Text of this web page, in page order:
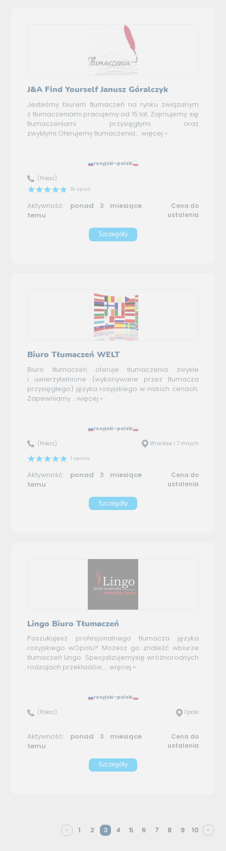
J&A Find Yourself Janusz Góralczyk
Jesteśmy biurem tłumaczeń na rynku związanym
z tłumaczeniami pracujemy od 15 lat. Zajmujemy się
tłumaczeniami przysięgłymi oraz
zwykłymi.Oferujemy tłumaczenia... więcej »
rosyjski–polski
(Pokaż)
16 opinii
Aktywność: ponad 3 miesiące
temu
Cena do
ustalenia
Szczegóły
Biuro Tłumaczeń WELT
Biuro tłumaczeń oferuje tłumaczenia zwykłe
i uwierzytelnione (wykonywane przez tłumacza
przysięgłego) języka rosyjskiego w niskich cenach.
Zapewniamy... więcej »
rosyjski–polski
(Pokaż) Wrocław i 7 innych
1 opinia
Aktywność: ponad 3 miesiące
temu
Cena do
ustalenia
Szczegóły
Lingo Biuro Tłumaczeń
Poszukujesz profesjonalnego tłumacza języka
rosyjskiego wOpolu? Możesz go znaleźć wbiurze
tłumaczeń Lingo. Specjalizujemysię wróżnorodnych
rodzajach przekładów,... więcej »
rosyjski–polski
(Pokaż) Opole
Aktywność: ponad 3 miesiące
temu
Cena do
ustalenia
Szczegóły
1 2 3 4 5 6 7 8 9 10